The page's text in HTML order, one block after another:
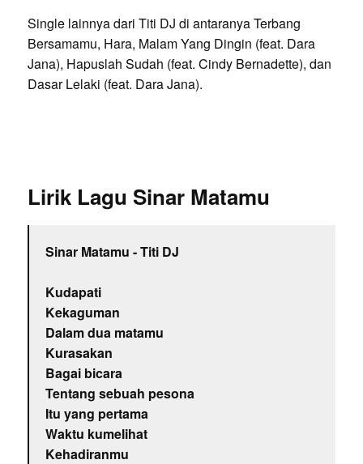
Single lainnya dari Titi DJ di antaranya Terbang
Bersamamu, Hara, Malam Yang Dingin (feat. Dara
Jana), Hapuslah Sudah (feat. Cindy Bernadette), dan
Dasar Lelaki (feat. Dara Jana).
Lirik Lagu Sinar Matamu
Sinar Matamu - Titi DJ
Kudapati
Kekaguman
Dalam dua matamu
Kurasakan
Bagai bicara
Tentang sebuah pesona
Itu yang pertama
Waktu kumelihat
Kehadiranmu